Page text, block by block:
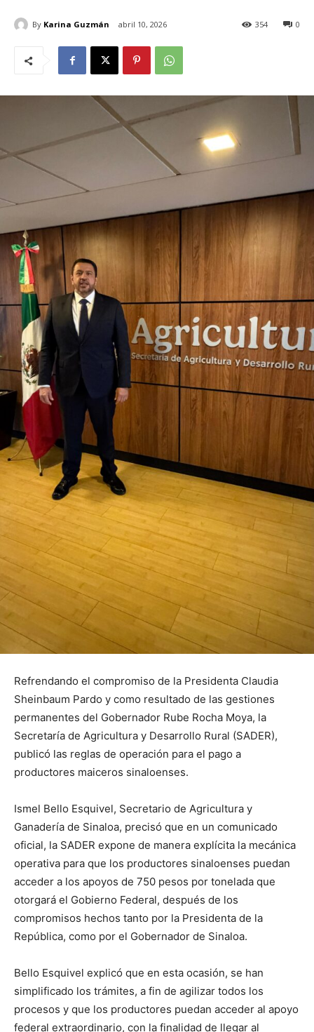
By Karina Guzmán abril 10, 2026 0
354
Refrendando el compromiso de la Presidenta Claudia
Sheinbaum Pardo y como resultado de las gestiones
permanentes del Gobernador Rube Rocha Moya, la
Secretaría de Agricultura y Desarrollo Rural (SADER),
publicó las reglas de operación para el pago a
productores maiceros sinaloenses.
Ismel Bello Esquivel, Secretario de Agricultura y
Ganadería de Sinaloa, precisó que en un comunicado
oficial, la SADER expone de manera explícita la mecánica
operativa para que los productores sinaloenses puedan
acceder a los apoyos de 750 pesos por tonelada que
otorgará el Gobierno Federal, después de los
compromisos hechos tanto por la Presidenta de la
República, como por el Gobernador de Sinaloa.
Bello Esquivel explicó que en esta ocasión, se han
simplificado los trámites, a fin de agilizar todos los
procesos y que los productores puedan acceder al apoyo
federal extraordinario, con la finalidad de llegar al